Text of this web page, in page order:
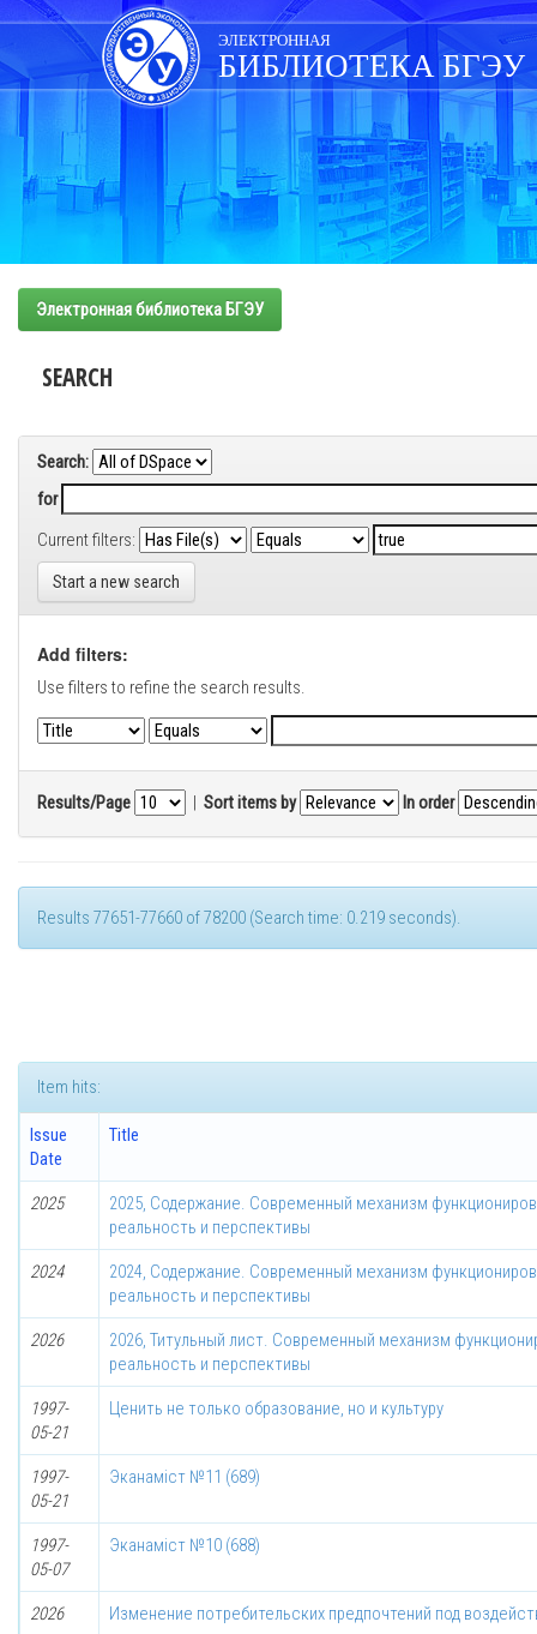
Skip
navigation
ЭЛЕКТРОННАЯ
БИБЛИОТЕКА БГЭУ
Электронная библиотека БГЭУ
SEARCH
Search:
for
Current filters:
Start a new search
Add filters:
Use filters to refine the search results.
Results/Page | Sort items by In order
Results 77651-77660 of 78200 (Search time: 0.219 seconds).
Item hits:
Issue
Date
Title
2025
2025, Содержание. Современный механизм
реальность и перспективы
2024
2024, Содержание. Современный механизм
реальность и перспективы
2026
2026, Титульный лист. Современный механизм
реальность и перспективы
1997-
05-21
Ценить не только образование, но и культуру
1997-
05-21
Эканаміст №11 (689)
1997-
05-07
Эканаміст №10 (688)
2026 Изменение потребительских предпочтений под